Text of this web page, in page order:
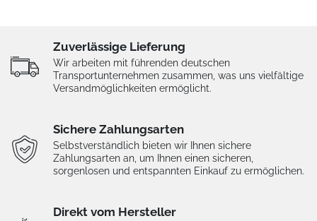
Zuverlässige Lieferung
Wir arbeiten mit führenden deutschen
Transportunternehmen zusammen, was uns vielfältige
Versandmöglichkeiten ermöglicht.
Sichere Zahlungsarten
Selbstverständlich bieten wir Ihnen sichere
Zahlungsarten an, um Ihnen einen sicheren,
sorgenlosen und entspannten Einkauf zu ermöglichen.
Direkt vom Hersteller